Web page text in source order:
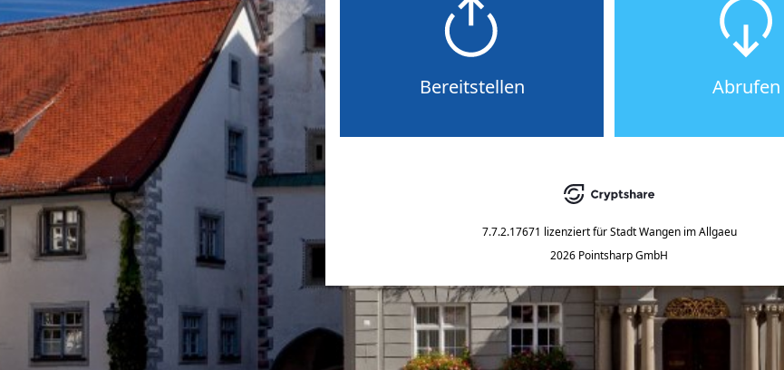
Bereitstellen Abrufen
7.7.2.17671 lizenziert für Stadt Wangen im Allgaeu
2026 Pointsharp GmbH